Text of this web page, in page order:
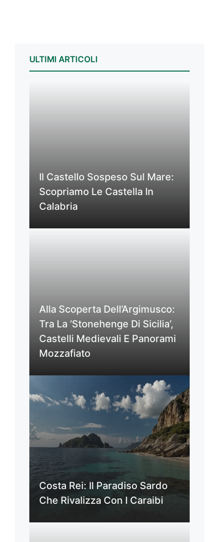
ULTIMI ARTICOLI
Il Castello Sospeso Sul Mare:
Scopriamo Le Castella In
Calabria
Alla Scoperta Dell’Argimusco:
Tra La ‘Stonehenge Di Sicilia’,
Castelli Medievali E Panorami
Mozzafiato
Costa Rei: Il Paradiso Sardo
Che Rivalizza Con I Caraibi